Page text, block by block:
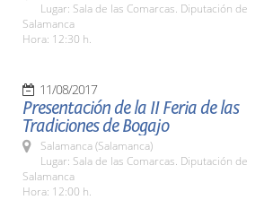
Lugar: Sala de las Comarcas. Diputación de
Salamanca
Hora: 12:30 h.
11/08/2017
Presentación de la II Feria de las
Tradiciones de Bogajo
Salamanca (Salamanca)
Lugar: Sala de las Comarcas. Diputación de
Salamanca
Hora: 12:00 h.